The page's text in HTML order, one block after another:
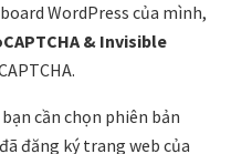
WordPress của mình,
& Invisible
cần chọn phiên bản
đăng ký trang web của